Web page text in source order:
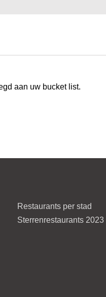
aan uw bucket list.
Restaurants per stad
Sterrenrestaurants 2023